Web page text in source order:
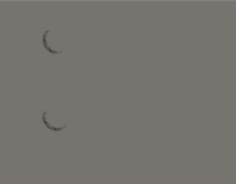
être intéressé